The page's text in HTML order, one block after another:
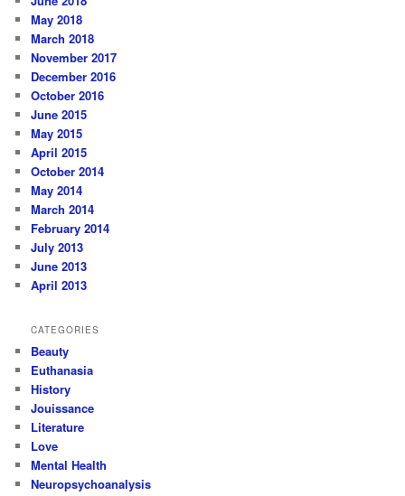
May 2018
March 2018
November 2017
December 2016
October 2016
June 2015
May 2015
April 2015
October 2014
May 2014
March 2014
February 2014
July 2013
June 2013
April 2013
CATEGORIES
Beauty
Euthanasia
History
Jouissance
Literature
Love
Mental Health
Neuropsychoanalysis